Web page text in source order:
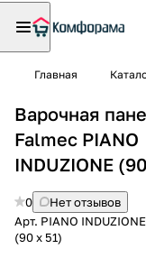
Главная
Варочная
Falmec PIANO
INDUZIONE
0
Нет отзывов
Арт. PIANO INDUZIONE
(90 х 51)